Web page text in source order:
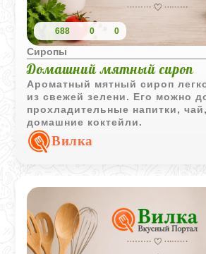
688 0 0
Сиропы
Домашний мятный сироп
Ароматный мятный сироп
из свежей зелени. Его можно
прохладительные напитки,
домашние коктейли.
Вилка